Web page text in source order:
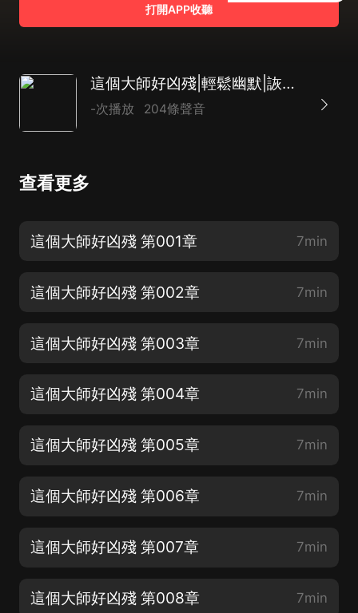
打開APP收聽
這個大師好凶殘|輕鬆幽默|詼諧搞笑|爆笑爽文|系統捉鬼|熱血都市聽
-次播放 204條聲音
查看更多
這個大師好凶殘 第001章 7min
這個大師好凶殘 第002章 7min
這個大師好凶殘 第003章 7min
這個大師好凶殘 第004章 7min
這個大師好凶殘 第005章 7min
這個大師好凶殘 第006章 7min
這個大師好凶殘 第007章 7min
這個大師好凶殘 第008章 7min